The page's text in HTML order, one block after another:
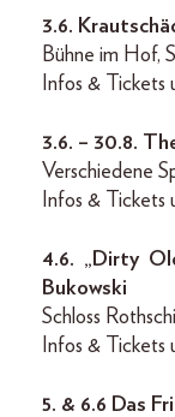
3.6.
Bühne im Hof,
Infos & Tickets
3.6. – 30.8.
Verschiedene
Infos & Tickets
4.6. „Dirty
Bukowski
Schloss
Infos & Tickets
5. & 6.6 Das